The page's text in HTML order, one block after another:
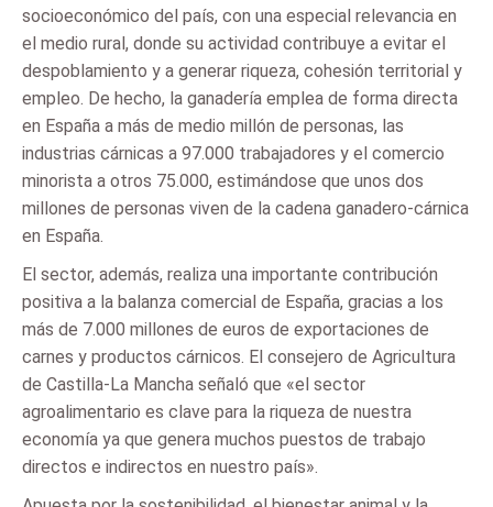
socioeconómico del país, con una especial relevancia en
el medio rural, donde su actividad contribuye a evitar el
despoblamiento y a generar riqueza, cohesión territorial y
empleo. De hecho, la ganadería emplea de forma directa
en España a más de medio millón de personas, las
industrias cárnicas a 97.000 trabajadores y el comercio
minorista a otros 75.000, estimándose que unos dos
millones de personas viven de la cadena ganadero-cárnica
en España.
El sector, además, realiza una importante contribución
positiva a la balanza comercial de España, gracias a los
más de 7.000 millones de euros de exportaciones de
carnes y productos cárnicos. El consejero de Agricultura
de Castilla-La Mancha señaló que «el sector
agroalimentario es clave para la riqueza de nuestra
economía ya que genera muchos puestos de trabajo
directos e indirectos en nuestro país».